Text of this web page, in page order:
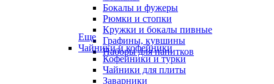
Бокалы и фужеры
Рюмки и стопки
Кружки и бокалы пивные
Графины, кувшины
Наборы для напитков
Еще
Чайники и кофейники
Кофейники и турки
Чайники для плиты
Заварники